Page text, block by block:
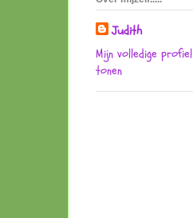
Judith
Mijn volledige profiel
tonen